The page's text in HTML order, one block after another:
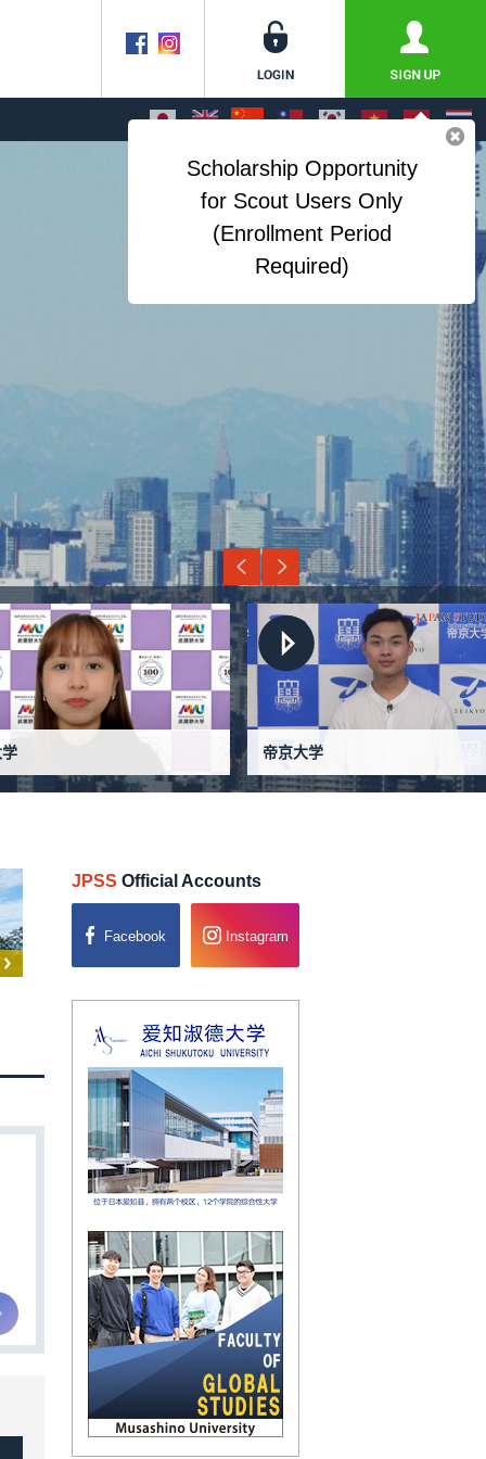
Scholarship Opportunity
for Scout Users Only
(Enrollment Period
Required)
Photo license
帝京大学
QUY
JPSS Official Accounts
Facebook Instagram